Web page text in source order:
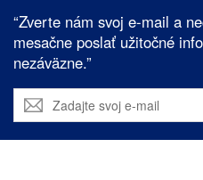
“Zverte nám svoj e-mail a
mesačne poslať užitočné
nezáväzne.”